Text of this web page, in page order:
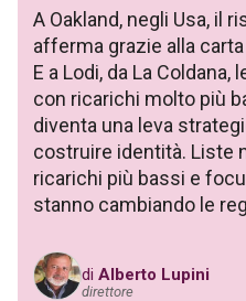
A Oakland, negli Usa, il
afferma grazie alla
E a Lodi, da La
con ricarichi molto più
diventa una leva
costruire identità. Liste
ricarichi più bassi e
stanno cambiando le
di Alberto Lupini
direttore